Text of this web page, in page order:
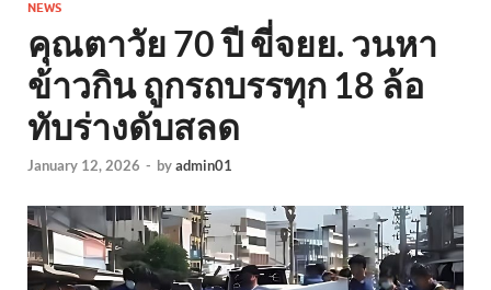
NEWS
คุณตาวัย 70 ปี ขี่จยย. วนหา
ข้าวกิน ถูกรถบรรทุก 18 ล้อ
ทับร่างดับสลด
January 12, 2026 - byadmin01